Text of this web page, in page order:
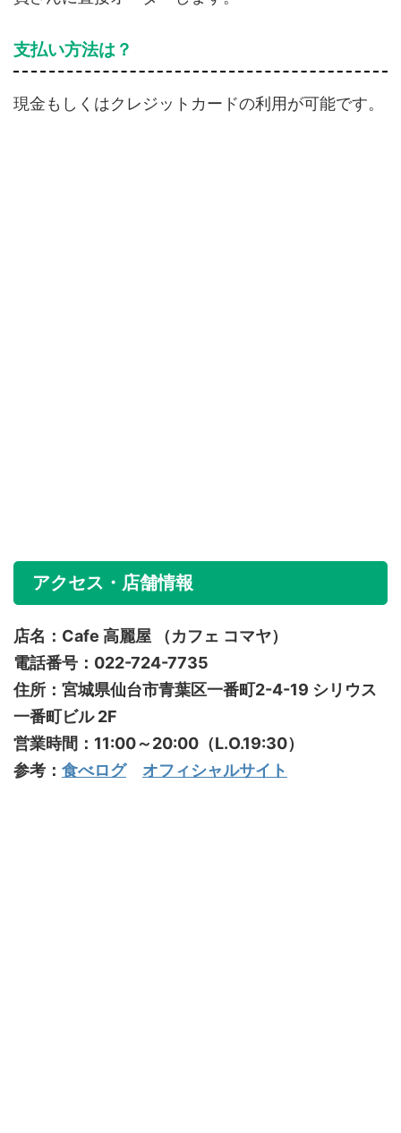
支払い方法は？
現金もしくはクレジットカードの利用が可能です。
アクセス・店舗情報
店名：Cafe 高麗屋 （カフェ コマヤ）
電話番号：022-724-7735
住所：宮城県仙台市青葉区一番町2-4-19 シリウス
一番町ビル 2F
営業時間：11:00～20:00（L.O.19:30）
参考： 食べログ オフィシャルサイト